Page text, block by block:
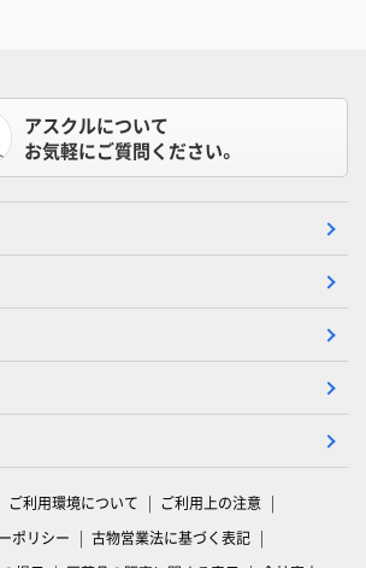
アスクルについて
お気軽にご質問ください。
ご利用環境について
ご利用上の注意
ポリシー
古物営業法に基づく表記